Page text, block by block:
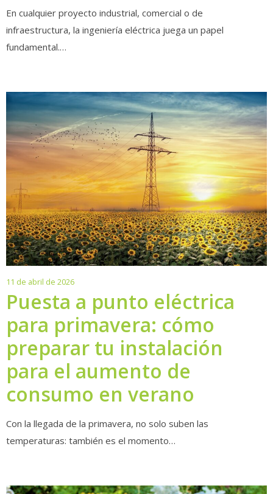
En cualquier proyecto industrial, comercial o de
infraestructura, la ingeniería eléctrica juega un papel
fundamental.…
11 de abril de 202611
abril
de
2026
Puesta a punto eléctrica
para primavera: cómo
preparar tu instalación
para el aumento de
consumo en verano
Con la llegada de la primavera, no solo suben las
temperaturas: también es el momento…